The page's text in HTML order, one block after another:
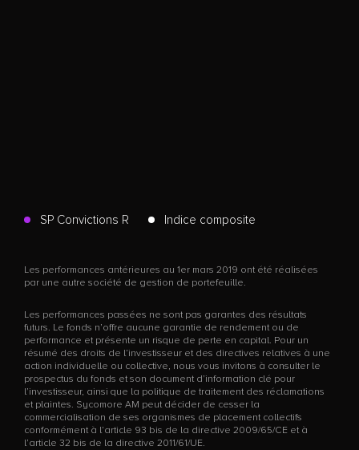
SP Convictions R Indice composite
Les performances antérieures au 1er mars 2019 ont été réalisées
par une autre société de gestion de portefeuille.
Les performances passées ne sont pas garantes des résultats
futurs. Le fonds n’offre aucune garantie de rendement ou de
performance et présente un risque de perte en capital. Pour un
résumé des droits de l’investisseur et des directives relatives à une
action individuelle ou collective, nous vous invitons à consulter le
prospectus du fonds et son document d’information clé pour
l’investisseur, ainsi que la politique de traitement des réclamations
et plaintes. Sycomore AM peut décider de cesser la
commercialisation de ses organismes de placement collectifs
conformément à l’article 93 bis de la directive 2009/65/CE et à
l’article 32 bis de la directive 2011/61/UE.